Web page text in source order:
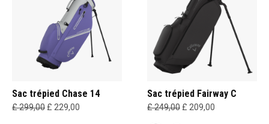
Sac trépied Chase 14
£ 299,00 £ 229,00
Sac trépied Fairway C
£ 249,00 £ 209,00